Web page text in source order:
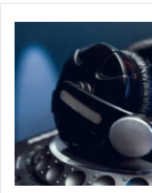
συλλήψεις
για
ηχορύπανση
Αστυνομία
Αρχαγγέλου